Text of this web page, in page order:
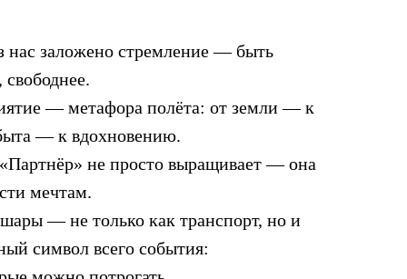
нас заложено стремление — быть
— метафора полёта: от земли — к
— к вдохновению.
не просто выращивает — она
мечтам.
— не только как транспорт, но и
символ всего события: